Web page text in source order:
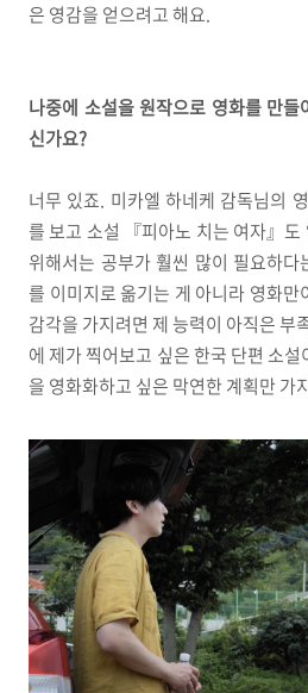
은 영감을 얻으려고 해요.
나중에 소설을 원작으로 영화를 만
신가요?
너무 있죠. 미카엘 하네케 감독님의
를 보고 소설 『피아노 치는 여자』도
위해서는 공부가 훨씬 많이 필요하
를 이미지로 옮기는 게 아니라 영화
감각을 가지려면 제 능력이 아직은 부
에 제가 찍어보고 싶은 한국 단편 소
을 영화화하고 싶은 막연한 계획만 가